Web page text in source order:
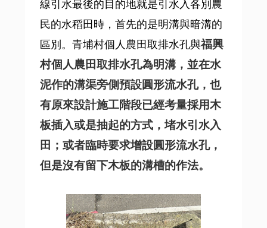
線引水最後的目的地就是引水入各別農
民的水稻田時，首先的是明溝與暗溝的
區別。青埔村個人農田取排水孔與福興
村個人農田取排水孔為明溝，並在水
泥作的溝渠旁側預設圓形流水孔，也
有原來設計施工階段已經考量採用木
板插入或是抽起的方式，堵水引水入
田；或者臨時要求增設圓形流水孔，
但是沒有留下木板的溝槽的作法。